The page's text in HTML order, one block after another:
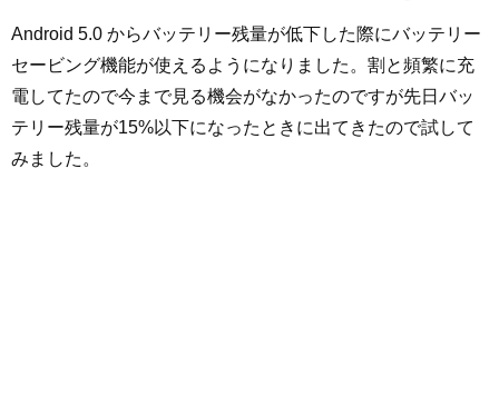
Android 5.0 からバッテリー残量が低下した際にバッテリー
セービング機能が使えるようになりました。割と頻繁に充
電してたので今まで見る機会がなかったのですが先日バッ
テリー残量が15%以下になったときに出てきたので試して
みました。